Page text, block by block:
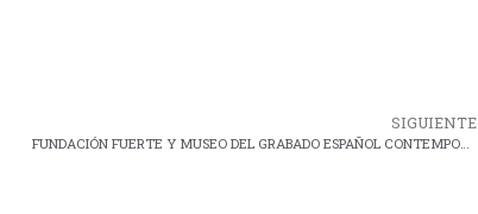
SIGUIENTE
FUNDACIÓN FUERTE Y MUSEO DEL GRABADO ESPAÑOL CONTEMPORÁNEO RENUEVAN UN AÑO MÁS EL CONVENIO DE COLABORACIÓN